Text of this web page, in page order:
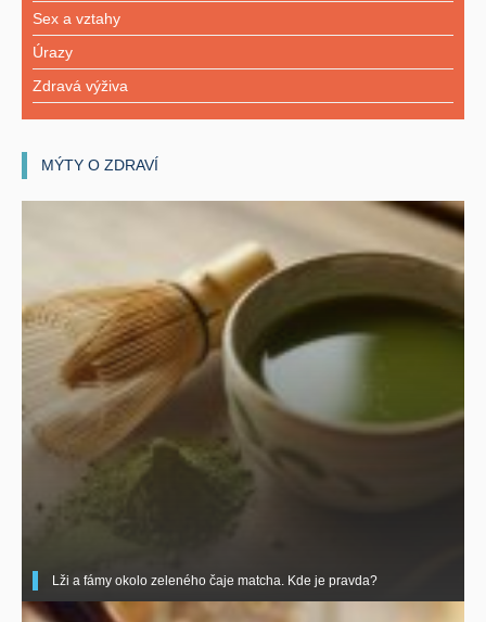
Sex a vztahy
Úrazy
Zdravá výživa
MÝTY O ZDRAVÍ
Lži a fámy okolo zeleného čaje matcha. Kde je pravda?